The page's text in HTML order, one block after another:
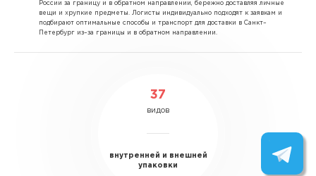
России за границу и в обратном направлении, бережно доставляя личные
вещи и хрупкие предметы. Логисты индивидуально подходят к заявкам и
подбирают оптимальные способы и транспорт для доставки в Санкт–
Петербург из–за границы и в обратном направлении.
37
видов
внутренней и внешней
упаковки